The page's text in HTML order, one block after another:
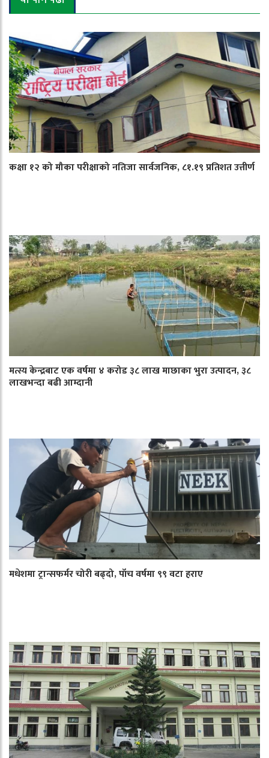
कक्षा १२ को मौका परीक्षाको नतिजा सार्वजनिक, ८१.१९ प्रतिशत उत्तीर्ण
मत्स्य केन्द्रबाट एक वर्षमा ४ करोड ३८ लाख माछाका भुरा उत्पादन, ३८
लाखभन्दा बढी आम्दानी
मधेशमा ट्रान्सफर्मर चोरी बढ्दो, पाँच वर्षमा ९९ वटा हराए